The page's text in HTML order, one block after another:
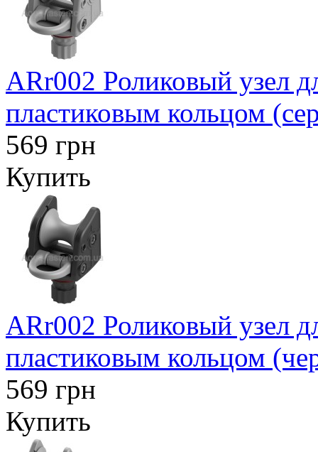
ARr002 Роликовый узел
пластиковым кольцом
569 грн
Купить
ARr002 Роликовый узел
пластиковым кольцом
569 грн
Купить